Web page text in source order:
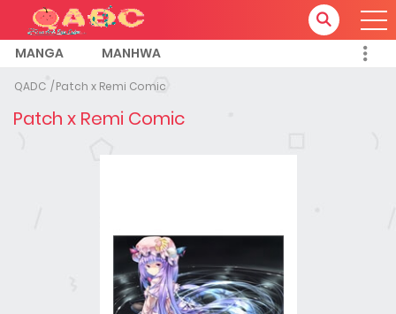
MANGA MANHWA
QADC Patch x Remi Comic
Patch x Remi Comic